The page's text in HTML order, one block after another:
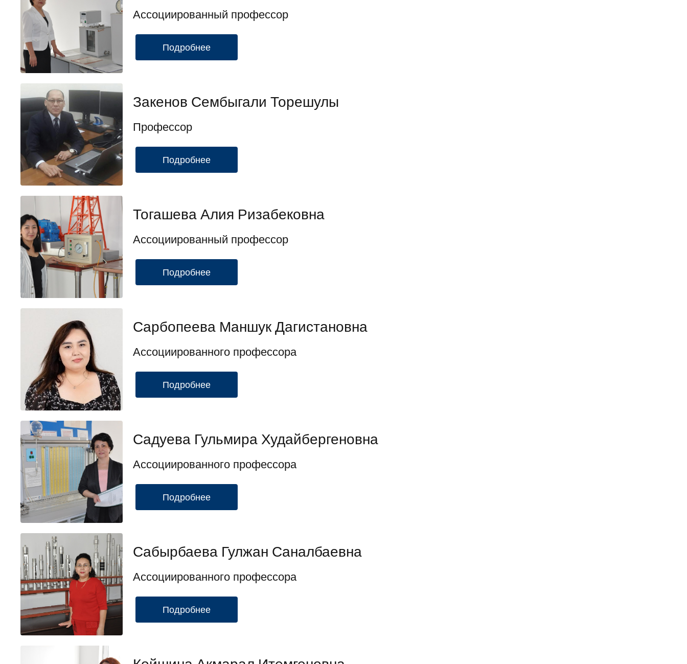
Ассоциированный профессор
Подробнее
Закенов Сембыгали Торешулы
Профессор
Подробнее
Тогашева Алия Ризабековна
Ассоциированный профессор
Подробнее
Сарбопеева Маншук Дагистановна
Ассоциированного профессора
Подробнее
Садуева Гульмира Худайбергеновна
Ассоциированного профессора
Подробнее
Сабырбаева Гулжан Саналбаевна
Ассоциированного профессора
Подробнее